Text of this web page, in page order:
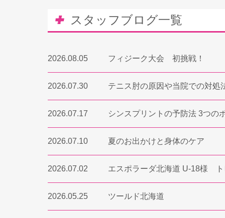
スタッフブログ一覧
2026.08.05 フィジーク大会 初挑戦！
2026.07.30 テニス肘の原因や当院での対処
2026.07.17 シンスプリントの予防法 3つの
2026.07.10 夏のお出かけと身体のケア
2026.07.02 エスポラーダ北海道 U-18様 ト
2026.05.25 ツールド北海道